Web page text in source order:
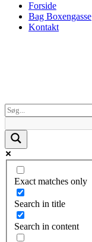
Forside
Bag Boxengasse
Kontakt
Exact matches only
Search in title
Search in content